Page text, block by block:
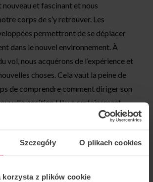
Szczegóły O plikach cookies
korzysta z plików cookie
et fascinant et nous
corps de s’y retrouver. Les
permettront de se déplacer
dans le nouvel environnement. À
vol, nous acquérons de l’expérience et
choses. Cela vaut la peine de
de comprendre comment diriger son
position ! Il y a certainement
pour tout le monde dans
il y a trois participants et un